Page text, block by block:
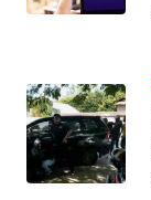
WN
JATENG